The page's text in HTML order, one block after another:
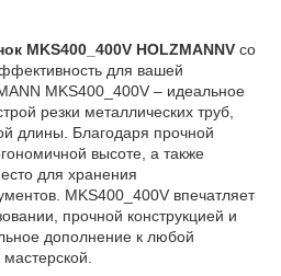
MKS400_400V HOLZMANNV со
для вашей
MKS400_400V – идеальное
резки металлических труб,
длины. Благодаря прочной
высоте, а также
для хранения
MKS400_400V впечатляет
прочной конструкцией и
дополнение к любой